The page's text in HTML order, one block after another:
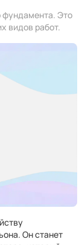
фундамента. Это
видов работ.
Он станет